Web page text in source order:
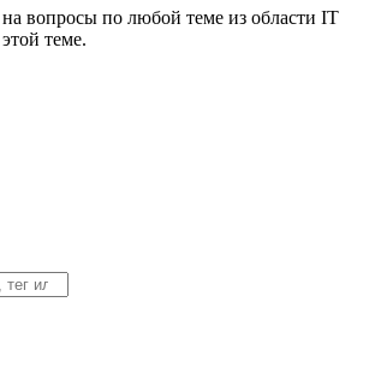
вопросы по любой теме из области IT
теме.